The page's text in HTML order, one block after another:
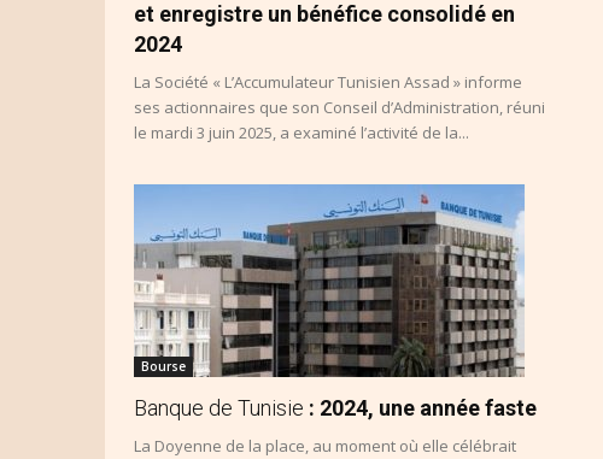
et enregistre un bénéfice consolidé en
2024
La Société « L’Accumulateur Tunisien Assad » informe
ses actionnaires que son Conseil d’Administration, réuni
le mardi 3 juin 2025, a examiné l’activité de la...
Bourse
Banque de Tunisie : 2024, une année faste
La Doyenne de la place, au moment où elle célébrait